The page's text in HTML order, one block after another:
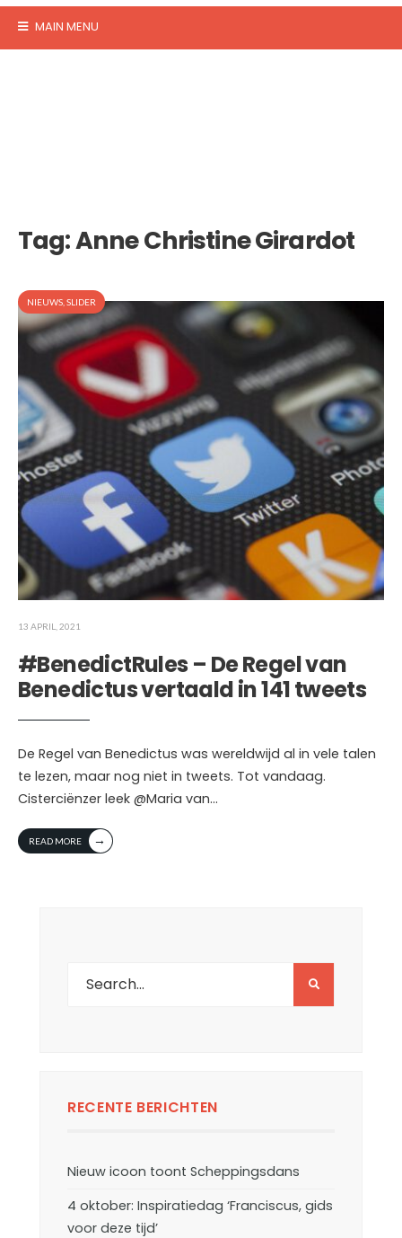
MAIN MENU
Tag:Anne Christine Girardot
NIEUWS SLIDER
13 APRIL, 2021
#BenedictRules – De Regel van
Benedictus vertaald in 141 tweets
De Regel van Benedictus was wereldwijd al in vele talen
te lezen, maar nog niet in tweets. Tot vandaag.
Cisterciënzer leek @Maria van...
READ MORE →
RECENTE BERICHTEN
Nieuw icoon toont Scheppingsdans
4 oktober: Inspiratiedag ‘Franciscus, gids
voor deze tijd’